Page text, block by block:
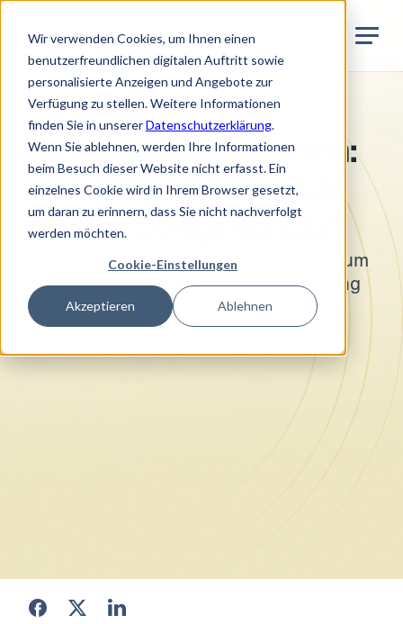
Wir verwenden Cookies, um Ihnen einen
benutzerfreundlichen digitalen Auftritt sowie
personalisierte Anzeigen und Angebote zur
Verfügung zu stellen. Weitere Informationen
finden Sie in unsererDatenschutzerklärung.
Wenn Sie ablehnen, werden Ihre Informationen
beim Besuch dieser Website nicht erfasst. Ein
einzelnes Cookie wird in Ihrem Browser gesetzt,
um daran zu erinnern, dass Sie nicht nachverfolgt
werden möchten.
Cookie-Einstellungen
Akzeptieren Ablehnen
Markenschutz
Logo schützen lassen:
Marke, Urheberrecht
oder Designschutz?
Wann welche Schutzart passt und warum
ein Logo oft mehr als eine Absicherung
braucht.
Februar 2026•5 Min. Lesezeit